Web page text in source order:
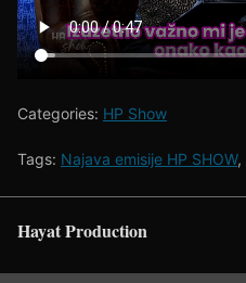
Categories: HP Show
Tags: Najava emisije HP SHOW,
Hayat Production